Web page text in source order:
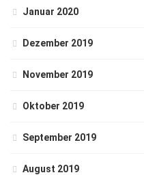
Januar 2020
Dezember 2019
November 2019
Oktober 2019
September 2019
August 2019